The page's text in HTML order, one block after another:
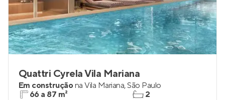
Quattri Cyrela Vila Mariana
Em construçãona Vila Mariana,São Paulo
66 a 87 m²
2